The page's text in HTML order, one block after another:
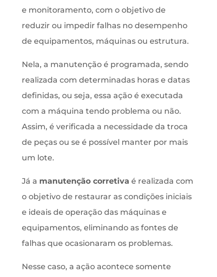
e monitoramento, com o objetivo de
reduzir ou impedir falhas no desempenho
de equipamentos, máquinas ou estrutura.
Nela, a manutenção é programada, sendo
realizada com determinadas horas e datas
definidas, ou seja, essa ação é executada
com a máquina tendo problema ou não.
Assim, é verificada a necessidade da troca
de peças ou se é possível manter por mais
um lote.
Já a manutenção corretiva é realizada com
o objetivo de restaurar as condições iniciais
e ideais de operação das máquinas e
equipamentos, eliminando as fontes de
falhas que ocasionaram os problemas.
Nesse caso, a ação acontece somente